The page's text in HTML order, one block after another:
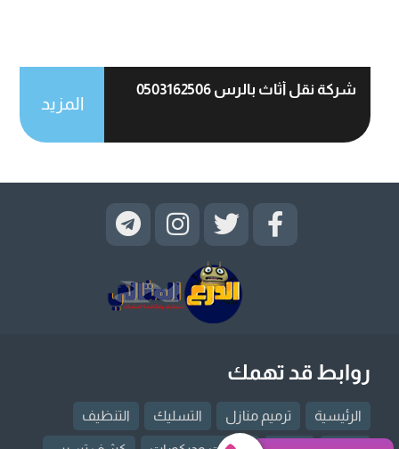
شركة نقل أثاث بالرس 0503162506
المزيد
روابط قد تهمك
الرئيسية ترميم منازل التسليك التنظيف